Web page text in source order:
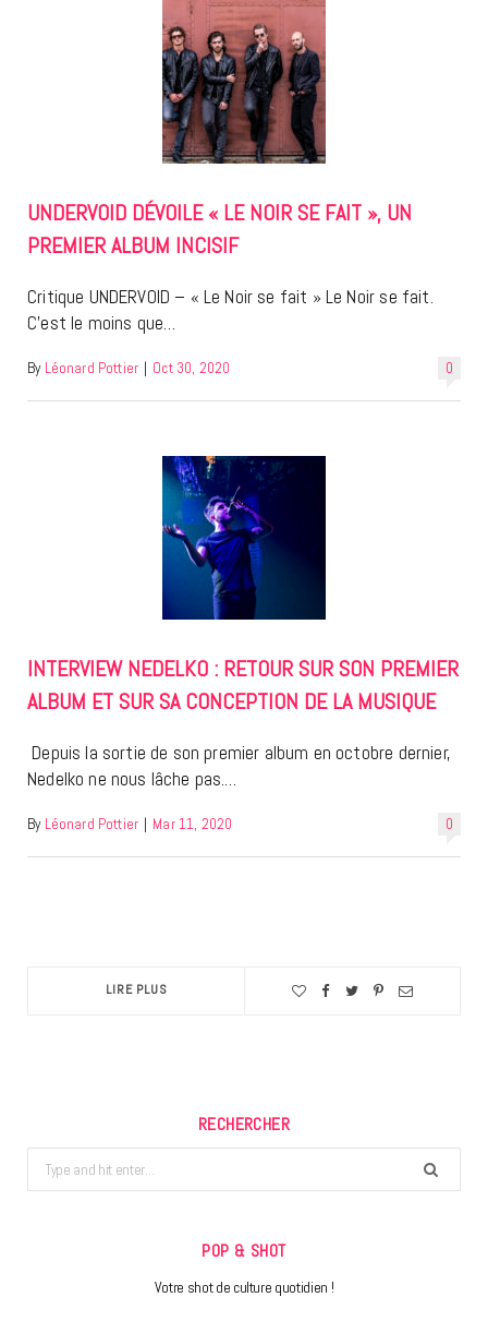
UNDERVOID DÉVOILE « LE NOIR SE FAIT », UN
PREMIER ALBUM INCISIF
Critique UNDERVOID – « Le Noir se fait » Le Noir se fait.
C’est le moins que…
0
By Léonard Pottier | Oct 30, 2020
INTERVIEW NEDELKO : RETOUR SUR SON PREMIER
ALBUM ET SUR SA CONCEPTION DE LA MUSIQUE
Depuis la sortie de son premier album en octobre dernier,
Nedelko ne nous lâche pas.…
0
By Léonard Pottier | Mar 11, 2020
LIRE PLUS
RECHERCHER
Search
for:
POP & SHOT
Votre shot de culture quotidien !